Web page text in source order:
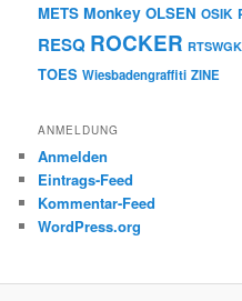
METS Monkey OLSEN OSIK
RESQ ROCKER
TOES Wiesbadengraffiti ZINE
ANMELDUNG
Anmelden
Eintrags-Feed
Kommentar-Feed
WordPress.org